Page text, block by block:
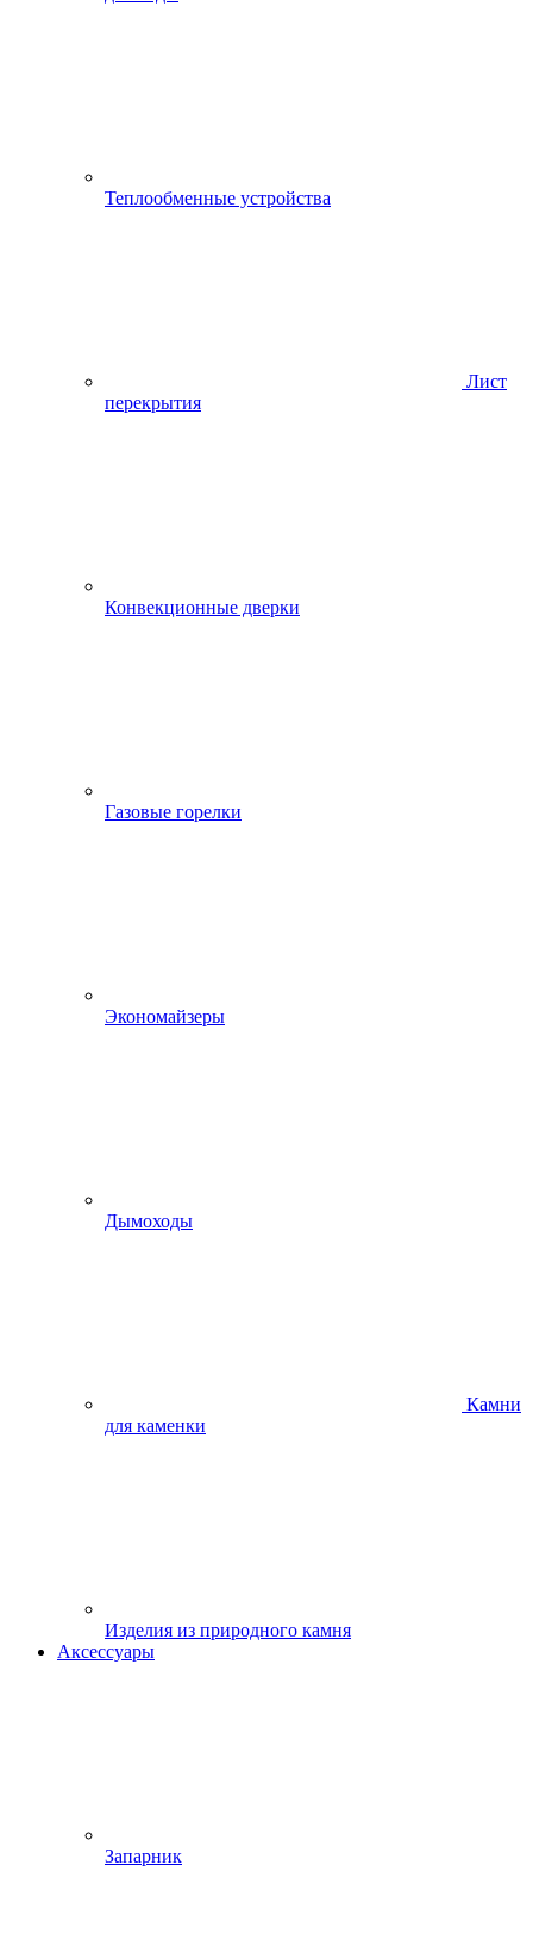
Теплообменные устройства
Лист
перекрытия
Конвекционные дверки
Газовые горелки
Экономайзеры
Дымоходы
Камни
для каменки
Изделия из природного камня
Аксессуары
Запарник